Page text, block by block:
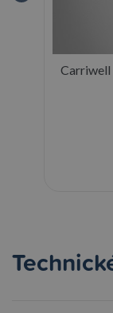
Carriwell